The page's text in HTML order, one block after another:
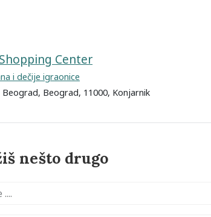
Center
i dečije igraonice
Beograd, Beograd, 11000, Konjarnik
nešto drugo